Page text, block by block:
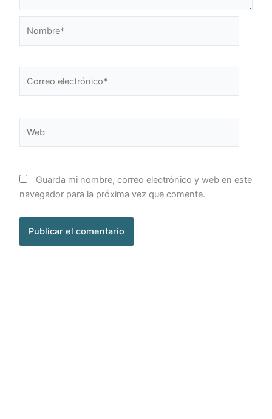
Guarda mi nombre, correo electrónico y web en este
navegador para la próxima vez que comente.